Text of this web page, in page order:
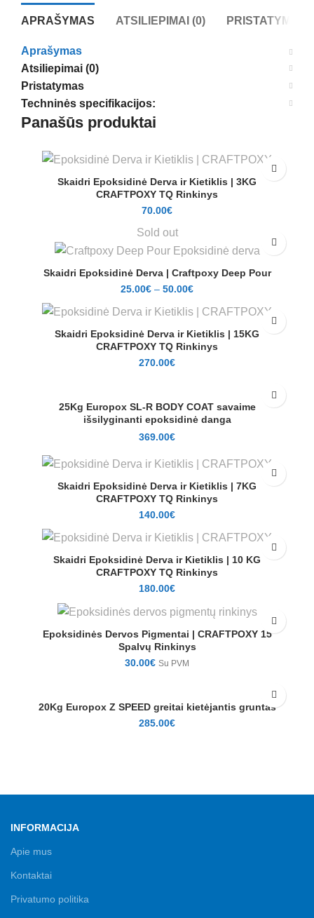
APRAŠYMAS ATSILIEPIMAI (0) PRISTATYMAS
Aprašymas
Atsiliepimai (0)
Pristatymas
Techninės specifikacijos:
Panašūs produktai
Skaidri Epoksidinė Derva ir Kietiklis | 3KG
CRAFTPOXY TQ Rinkinys
70.00€
Sold out
Skaidri Epoksidinė Derva | Craftpoxy Deep Pour
25.00€ – 50.00€
Skaidri Epoksidinė Derva ir Kietiklis | 15KG
CRAFTPOXY TQ Rinkinys
270.00€
25Kg Europox SL-R BODY COAT savaime
išsilyginanti epoksidinė danga
369.00€
Skaidri Epoksidinė Derva ir Kietiklis | 7KG
CRAFTPOXY TQ Rinkinys
140.00€
Skaidri Epoksidinė Derva ir Kietiklis | 10 KG
CRAFTPOXY TQ Rinkinys
180.00€
Epoksidinės Dervos Pigmentai | CRAFTPOXY 15
Spalvų Rinkinys
30.00€ Su PVM
20Kg Europox Z SPEED greitai kietėjantis gruntas
285.00€
INFORMACIJA
Apie mus
Kontaktai
Privatumo politika